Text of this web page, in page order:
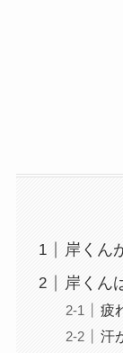
岸くん
岸くん
疲
汗